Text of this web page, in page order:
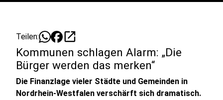
Teilen: open_in_new
Kommunen schlagen Alarm: „Die
Bürger werden das merken“
Die Finanzlage vieler Städte und Gemeinden in
Nordrhein-Westfalen verschärft sich dramatisch.